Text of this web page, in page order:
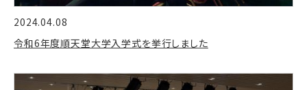
2024.04.08
令和6年度順天堂大学入学式を挙行しました